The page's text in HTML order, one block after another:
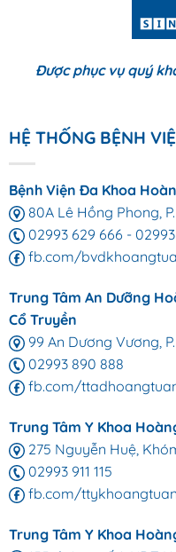
Được phục vụ quý
HỆ THỐNG BỆNH
Bệnh Viện Đa Khoa
80A Lê Hồng Phong,
02993 629 666 -
fb.com/
Trung Tâm An Dưỡng
Cổ Truyền
99 An Dương Vương,
02993 890 888
fb.com/
Trung Tâm Y Khoa
275 Nguyễn Huệ,
02993 911 115
fb.com/
Trung Tâm Y Khoa